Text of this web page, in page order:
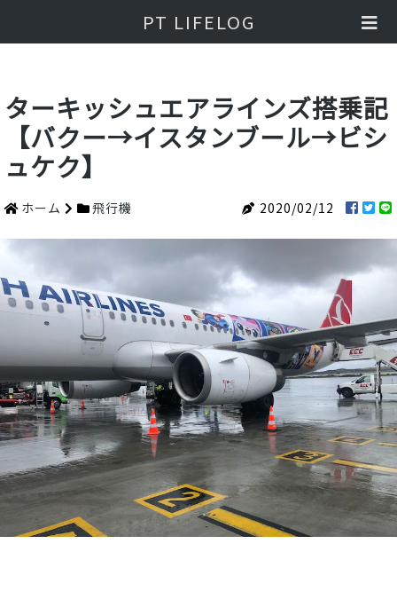
PT LIFELOG
ターキッシュエアラインズ搭乗記
【バクー→イスタンブール→ビシ
ュケク】
ホーム 飛行機 2020/02/12